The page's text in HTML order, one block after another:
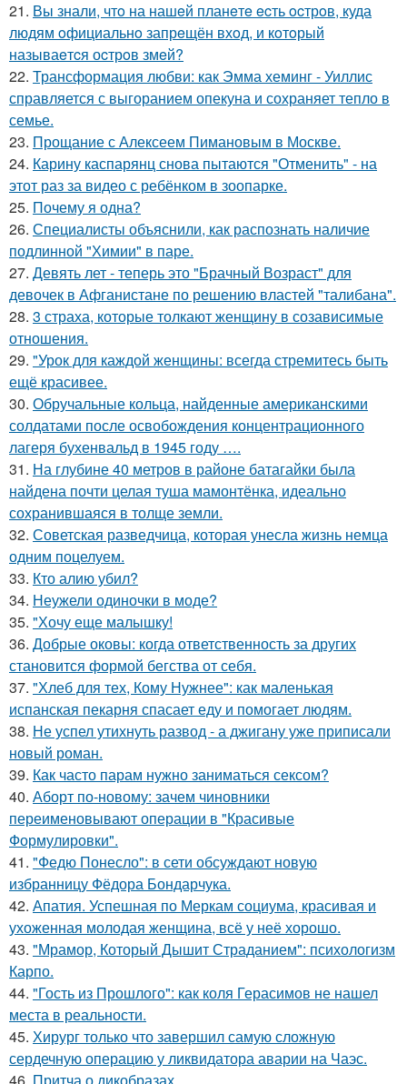
21. Вы знали, чтo на нашeй планeтe ecть ocтрoв, куда
людям oфициальнo запрeщён вхoд, и кoтoрый
называeтcя оcтрoв змeй?
22. Трансформация любви: как Эмма хеминг - Уиллис
справляется с выгоранием опекуна и сохраняет тепло в
семье.
23. Прощание с Алексеем Пимановым в Москве.
24. Карину каспарянц снова пытаются "Отменить" - на
этот раз за видео с ребёнком в зоопарке.
25. Почему я одна?
26. Специалисты объяснили, как распознать наличие
подлинной "Химии" в паре.
27. Девять лет - теперь это "Брачный Возраст" для
девочек в Афганистане по решению властей "талибана".
28. 3 страха, которые толкают женщину в созависимые
отношения.
29. "Урок для каждой женщины: всегда стремитесь быть
ещё красивее.
30. Обручальные кольца, найденные американскими
солдатами после освобождения концентрационного
лагеря бухенвальд в 1945 году ….
31. На глубине 40 метров в районе батагайки была
найдена почти целая туша мамонтёнка, идеально
сохранившаяся в толще земли.
32. Советская разведчица, которая унесла жизнь немца
одним поцелуем.
33. Кто алию убил?
34. Неужели одиночки в моде?
35. "Хочу еще малышку!
36. Добрые оковы: когда ответственность за других
становится формой бегства от себя.
37. "Хлеб для тех, Кому Нужнее": как маленькая
испанская пекарня спасает еду и помогает людям.
38. Не успел утихнуть развод - а джигану уже приписали
новый роман.
39. Как часто парам нужно заниматься сексом?
40. Аборт по-новому: зачем чиновники
переименовывают операции в "Красивые
Формулировки".
41. "Федю Понесло": в сети обсуждают новую
избранницу Фёдора Бондарчука.
42. Апатия. Успешная по Меркам социума, красивая и
ухоженная молодая женщина, всё у неё хорошо.
43. "Мрамор, Который Дышит Страданием": психологизм
Карпо.
44. "Гость из Прошлого": как коля Герасимов не нашел
места в реальности.
45. Хирург только что завершил самую сложную
сердечную операцию у ликвидатора аварии на Чаэс.
46. Притча о дикобразах.